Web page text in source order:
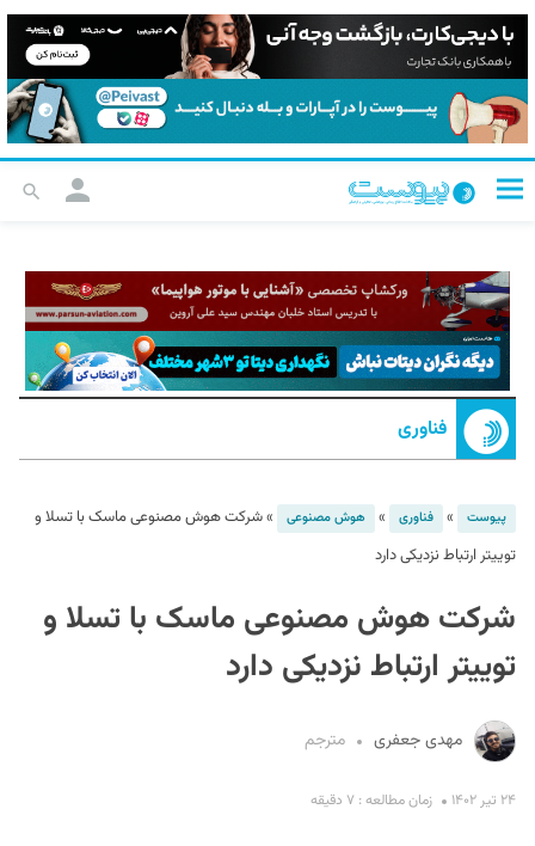
فناوری
پیوست » فناوری » هوش مصنوعی »شرکت هوش مصنوعی ماسک با تسلا و
توییتر ارتباط نزدیکی دارد
شرکت هوش مصنوعی ماسک با تسلا و
توییتر ارتباط نزدیکی دارد
مهدی جعفری مترجم
۲۴ تیر ۱۴۰۲ زمان مطالعه : ۷ دقیقه